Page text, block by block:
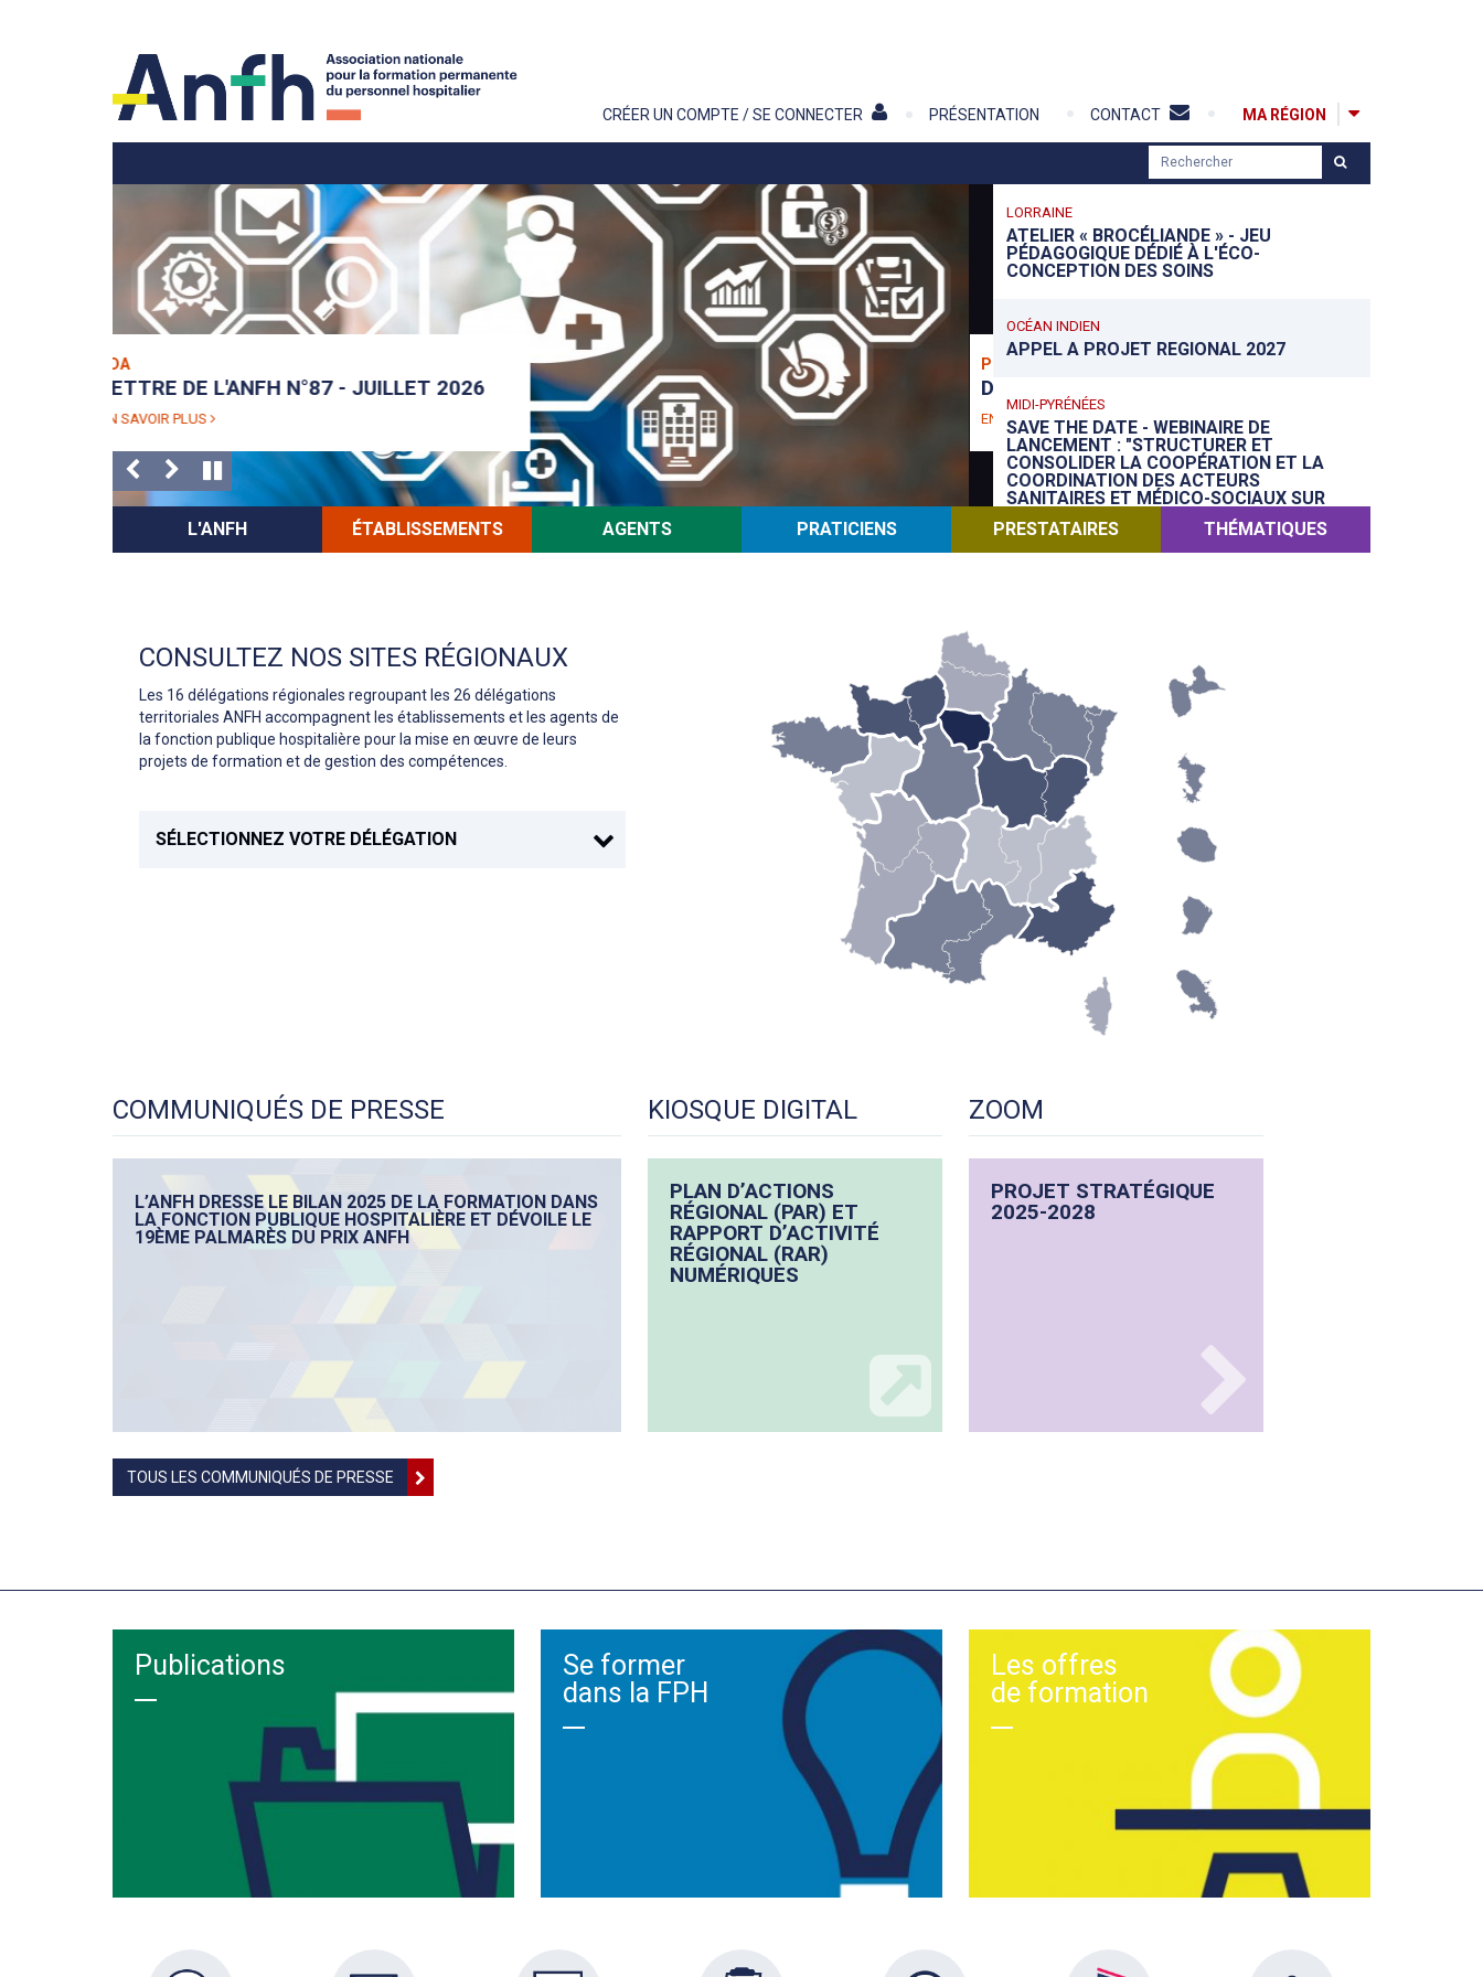
CRÉER UN COMPTE / SE CONNECTER PRÉSENTATION CONTACT MA RÉGION
e
DÉCOUVREZ TOUS NOS PODCASTS !
EN SAVOIR PLUS
L’ANFH DRESSE LE BILAN 2025 DE LA
FORMATION DANS LA FONCTION PUBLIQUE
EN SAVOIR PLUS
LORRAINE
ATELIER « BROCÉLIANDE » - JEU
PÉDAGOGIQUE DÉDIÉ À L'ÉCO-
CONCEPTION DES SOINS
OCÉAN INDIEN
APPEL A PROJET REGIONAL 2027
MIDI-PYRÉNÉES
SAVE THE DATE - WEBINAIRE DE
LANCEMENT : "STRUCTURER ET
CONSOLIDER LA COOPÉRATION ET LA
COORDINATION DES ACTEURS
SANITAIRES ET MÉDICO-SOCIAUX SUR
PUBLICATION DU PLAN D'ACTIONS
REGIONAL 2027
CÉRÉMONIE DE LA PREMIÈRE PROMOTION
RÉGIONALE DES LAURÉATS DIPLÔMÉS
INFIRMIERS
TOUTES LES ACTUALITÉS
L'ANFH ÉTABLISSEMENTS AGENTS PRATICIENS PRESTATAIRES THÉMATIQUES
CONSULTEZ NOS SITES RÉGIONAUX
Les 16 délégations régionales regroupant les 26 délégations
territoriales ANFH accompagnent les établissements et les agents de
la fonction publique hospitalière pour la mise en œuvre de leurs
projets de formation et de gestion des compétences.
SÉLECTIONNEZ VOTRE DÉLÉGATION
COMMUNIQUÉS DE PRESSE
L’ANFH DRESSE LE BILAN 2025 DE LA FORMATION DANS
LA FONCTION PUBLIQUE HOSPITALIÈRE ET DÉVOILE LE
19ÈME PALMARÈS DU PRIX ANFH
TOUS LES COMMUNIQUÉS DE PRESSE
KIOSQUE DIGITAL
PLAN D’ACTIONS
RÉGIONAL (PAR) ET
RAPPORT D’ACTIVITÉ
RÉGIONAL (RAR)
NUMÉRIQUES
ZOOM
PROJET STRATÉGIQUE
2025-2028
Publications
Se former
dans la FPH
Les offres
de formation